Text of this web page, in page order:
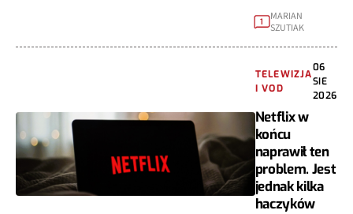
1
MARIAN
SZUTIAK
TELEWIZJA
I VOD
06
SIE
2026
Netflix w
końcu
naprawił ten
problem. Jest
jednak kilka
haczyków